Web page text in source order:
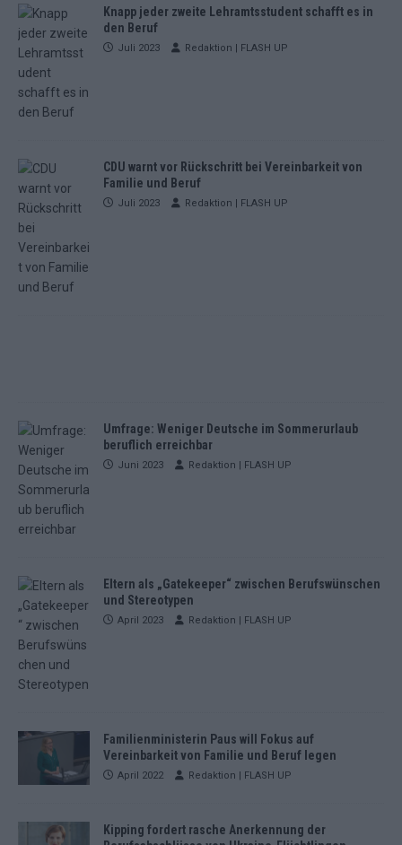
Knapp jeder zweite Lehramtsstudent schafft es in
den Beruf
Juli 2023 Redaktion | FLASH UP
CDU warnt vor Rückschritt bei Vereinbarkeit von
Familie und Beruf
Juli 2023 Redaktion | FLASH UP
Umfrage: Weniger Deutsche im Sommerurlaub
beruflich erreichbar
Juni 2023 Redaktion | FLASH UP
Eltern als „Gatekeeper“ zwischen Berufswünschen
und Stereotypen
April 2023 Redaktion | FLASH UP
Familienministerin Paus will Fokus auf
Vereinbarkeit von Familie und Beruf legen
April 2022 Redaktion | FLASH UP
Kipping fordert rasche Anerkennung der